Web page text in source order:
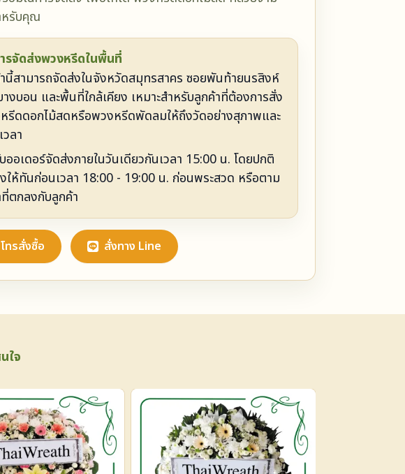
รับคุณ
รจัดส่งพวงหรีดในพื้นที่
นี้สามารถจัดส่งในจังหวัดสมุทรสาคร ซอยพันท้ายนรสิงห์
างบอน และพื้นที่ใกล้เคียง เหมาะสำหรับลูกค้าที่ต้องการสั่ง
รีดดอกไม้สดหรือพวงหรีดพัดลมให้ถึงวัดอย่างสุภาพและ
ลา
ออเดอร์จัดส่งภายในวันเดียวกันเวลา 15:00 น. โดยปกติ
ให้ทันก่อนเวลา 18:00 - 19:00 น. ก่อนพระสวด หรือตาม
ที่ตกลงกับลูกค้า
โทรสั่งซื้อ สั่งทาง Line
ใจ